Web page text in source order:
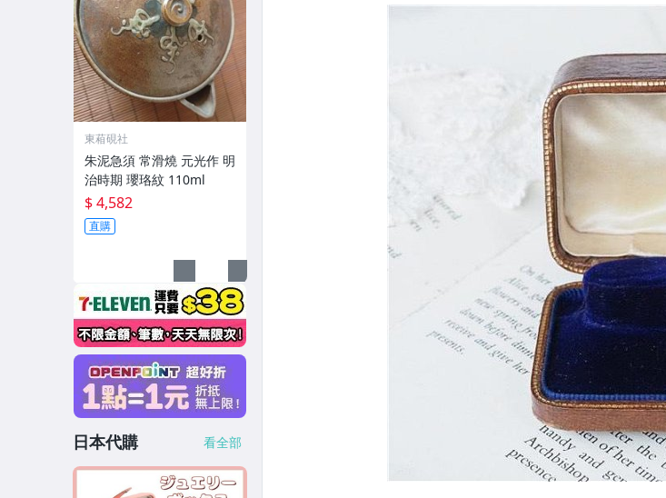
東葙硯社
朱泥急須 常滑燒 元光作 明
治時期 瓔珞紋 110ml
$ 4,582
直購
日本代購 看全部